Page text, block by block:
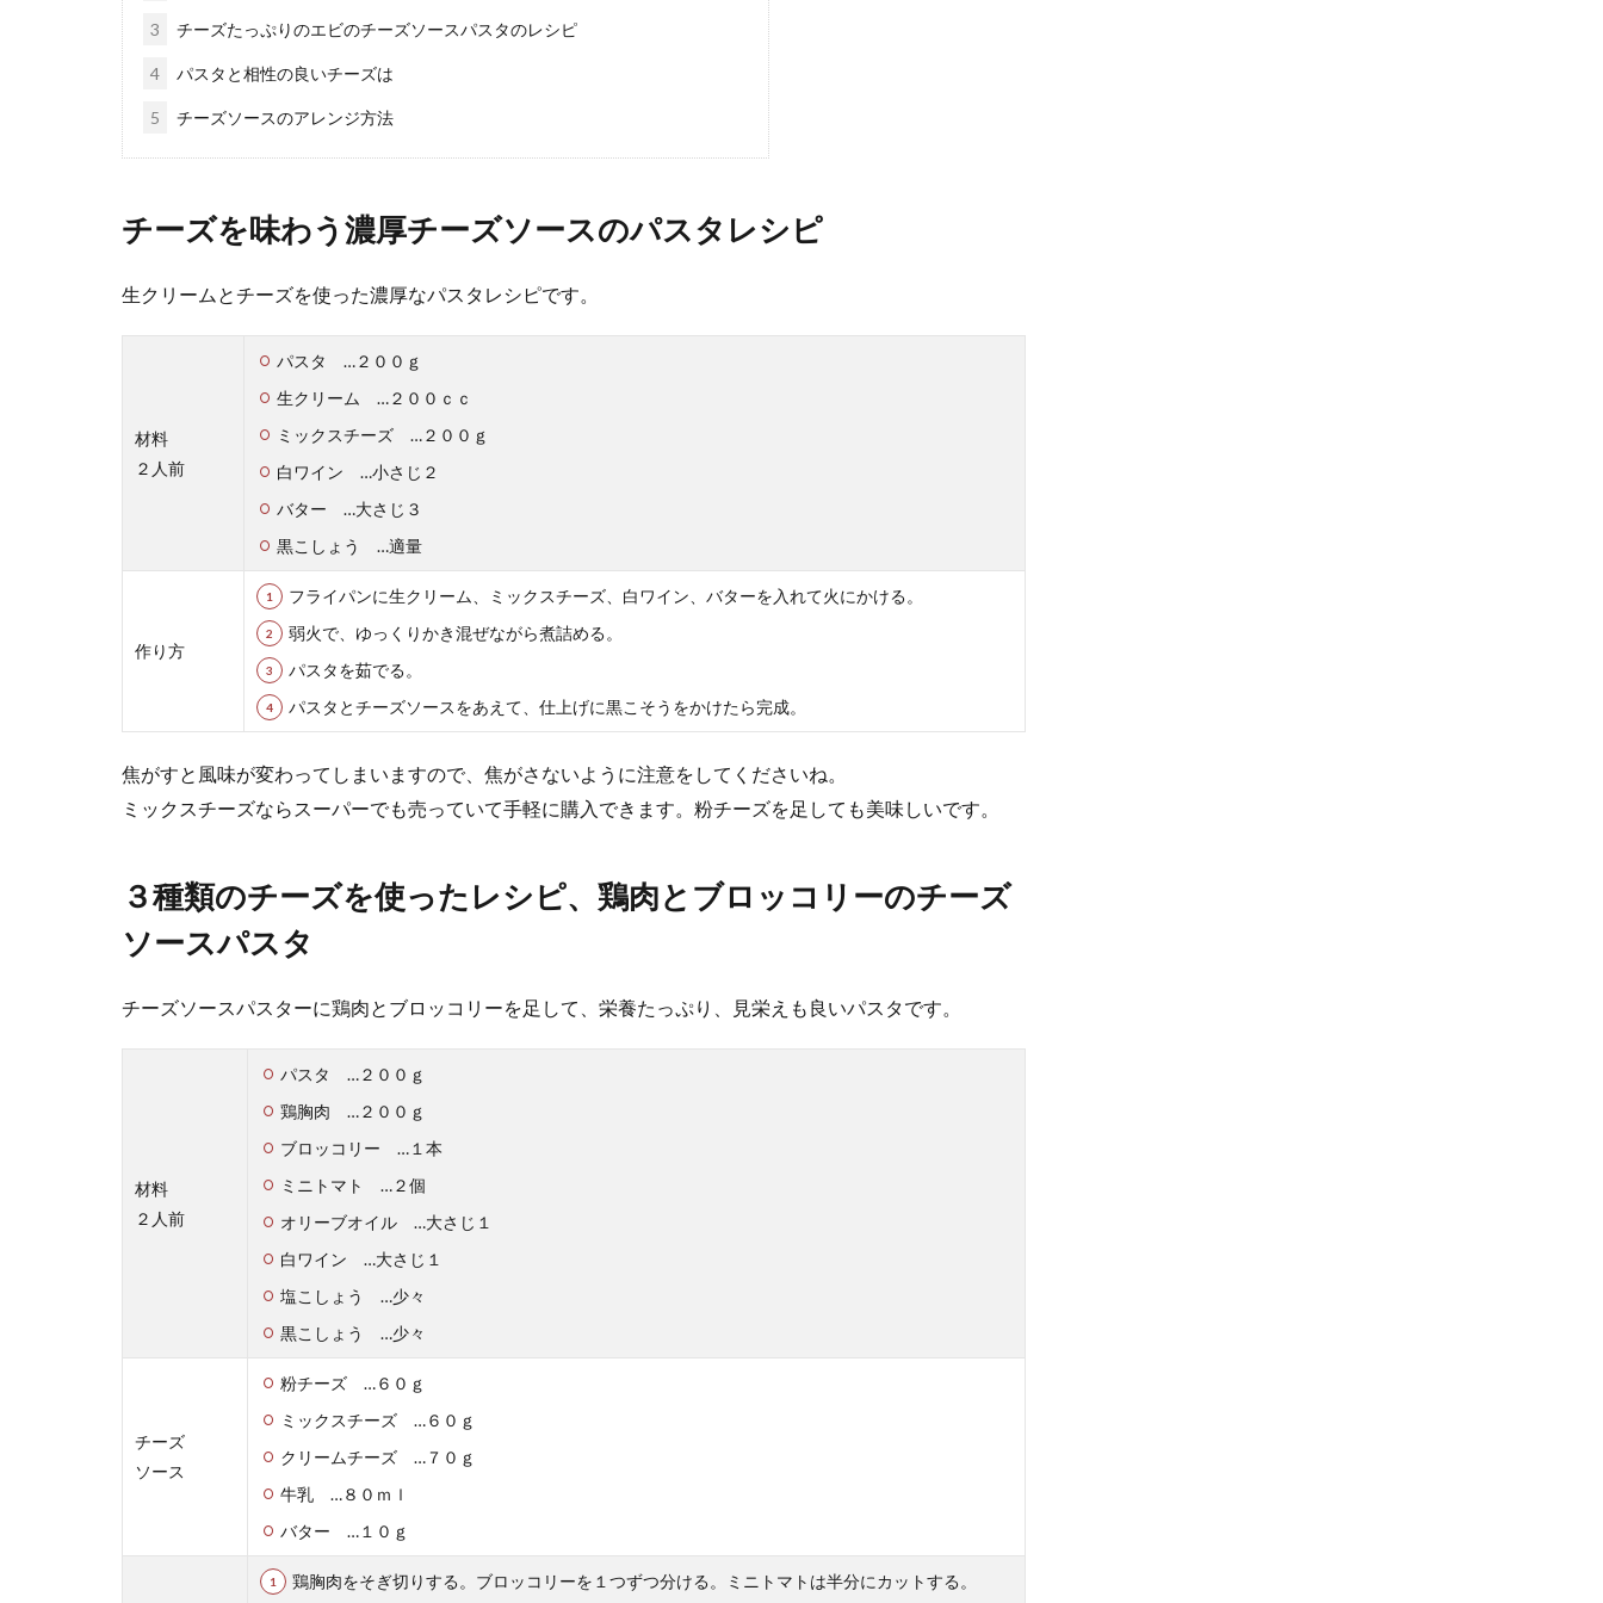
ナスとトマトで簡単美味しいレシピ！今日の晩ごはん
ナスとトマトがたっぷりとある時には、このナスとトマトを使って晩ごはんに美味しい料理を作
ごうや鍋...
豚ひき肉とキャベツは王道の組み合わせ。冷蔵庫に豚ひき肉とキャベツがある時には、これを使
って晩ごはんの...
シフォンケーキ作りに失敗してもリメイクでおいしく食べれます
ベツは程よい...
ピザをお弁当としてランチに！崩れない持って行き方のコツ
3 チーズたっぷりのエビのチーズソースパスタのレシピ
4 パスタと相性の良いチーズは
5 チーズソースのアレンジ方法
チーズを味わう濃厚チーズソースのパスタレシピ
生クリームとチーズを使った濃厚なパスタレシピです。
材料
２人前
パスタ …２００ｇ
生クリーム …２００ｃｃ
ミックスチーズ …２００ｇ
白ワイン …小さじ２
バター …大さじ３
黒こしょう …適量
作り方
フライパンに生クリーム、ミックスチーズ、白ワイン、バターを入れて火にかける。
弱火で、ゆっくりかき混ぜながら煮詰める。
パスタを茹でる。
パスタとチーズソースをあえて、仕上げに黒こそうをかけたら完成。
焦がすと風味が変わってしまいますので、焦がさないように注意をしてくださいね。
ミックスチーズならスーパーでも売っていて手軽に購入できます。粉チーズを足しても美味しいです。
３種類のチーズを使ったレシピ、鶏肉とブロッコリーのチーズ
ソースパスタ
チーズソースパスターに鶏肉とブロッコリーを足して、栄養たっぷり、見栄えも良いパスタです。
材料
２人前
パスタ …２００ｇ
鶏胸肉 …２００ｇ
ブロッコリー …１本
ミニトマト …２個
オリーブオイル …大さじ１
白ワイン …大さじ１
塩こしょう …少々
黒こしょう …少々
チーズ
ソース
粉チーズ …６０ｇ
ミックスチーズ …６０ｇ
クリームチーズ …７０ｇ
牛乳 …８０ｍｌ
バター …１０ｇ
鶏胸肉をそぎ切りする。ブロッコリーを１つずつ分ける。ミニトマトは半分にカットする。